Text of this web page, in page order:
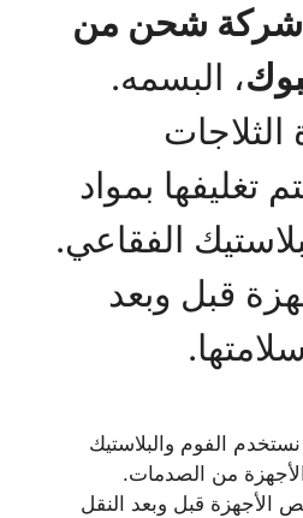
شركة شحن من
، البسمه.
تغليفها بمواد
الفقاعي.
قبل وبعد
الفوم والبلاستيك
من الصدمات.
الأجهزة قبل وبعد النقل